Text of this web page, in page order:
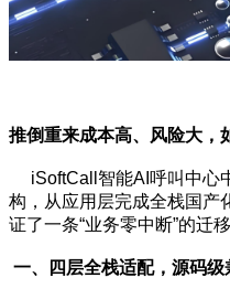
推倒重来成本高、风险大，
iSoftCall智能AI呼叫中心
构，从应用层完成全栈国产
证了一条“业务零中断”的迁移
一、四层全栈适配，源码级